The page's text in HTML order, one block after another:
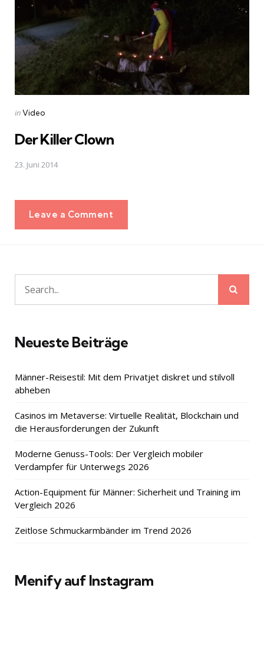
Posted
inVideo
Der Killer Clown
23. Juni 2014
Leave a Comment
Search
for:
Neueste Beiträge
Männer-Reisestil: Mit dem Privatjet diskret und stilvoll
abheben
Casinos im Metaverse: Virtuelle Realität, Blockchain und
die Herausforderungen der Zukunft
Moderne Genuss-Tools: Der Vergleich mobiler
Verdampfer für Unterwegs 2026
Action-Equipment für Männer: Sicherheit und Training im
Vergleich 2026
Zeitlose Schmuckarmbänder im Trend 2026
Menify auf Instagram